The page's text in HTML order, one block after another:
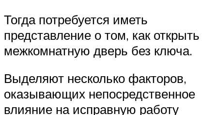
Тогда потребуется иметь
представление о том, как открыть
межкомнатную дверь без ключа.
Выделяют несколько факторов,
оказывающих непосредственное
влияние на исправную работу